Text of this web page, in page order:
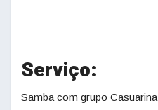
Serviço:
Samba com grupo Casuarina